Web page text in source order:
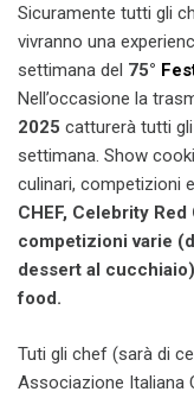
Sicuramente tutti gli
vivranno una
settimana del 75°
Nell’occasione la
2025 catturerà tutti
settimana. Show
culinari, competizioni
CHEF, Celebrity Red
competizioni varie
dessert al
food.
Tuti gli chef (sarà di
Associazione Italiana